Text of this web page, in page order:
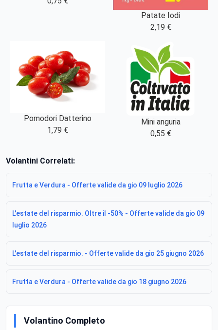
Patate Iodi
2,19 €
Pomodori Datterino
1,79 €
Mini anguria
0,55 €
Volantini Correlati:
Frutta e Verdura - Offerte valide da gio 09 luglio 2026
L'estate del risparmio. Oltre il -50% - Offerte valide da gio 09
luglio 2026
L'estate del risparmio. - Offerte valide da gio 25 giugno 2026
Frutta e Verdura - Offerte valide da gio 18 giugno 2026
Volantino Completo